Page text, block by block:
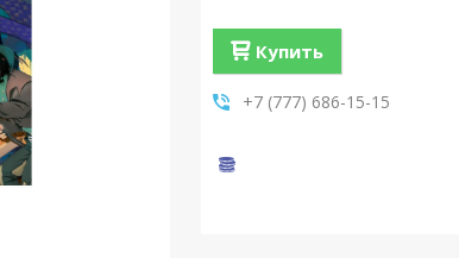
Купить
+7 (777) 686-15-15